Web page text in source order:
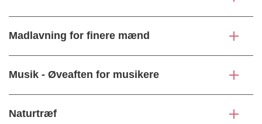
Madlavning for finere mænd
Musik - Øveaften for musikere
Naturtræf